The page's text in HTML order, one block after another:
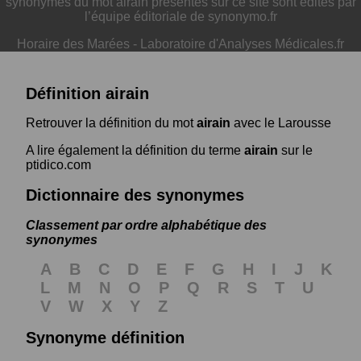
l’équipe éditoriale de synonymo.fr
Horaire des Marées - Laboratoire d'Analyses Médicales.fr
Définition airain
Retrouver la définition du motairain avec le Larousse
A lire également la définition du terme airain sur le
ptidico.com
Dictionnaire des synonymes
Classement par ordre alphabétique des
synonymes
A B C D E F G H I J
K
L
M N O P Q R S T
U
V
W X Y
Z
Synonyme définition